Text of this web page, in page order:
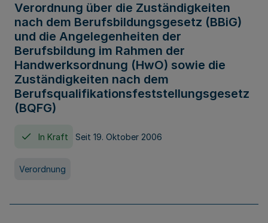
Verordnung über die Zuständigkeiten
nach dem Berufsbildungsgesetz (BBiG)
und die Angelegenheiten der
Berufsbildung im Rahmen der
Handwerksordnung (HwO) sowie die
Zuständigkeiten nach dem
Berufsqualifikationsfeststellungsgesetz
(BQFG)
In Kraft Seit 19. Oktober 2006
Verordnung